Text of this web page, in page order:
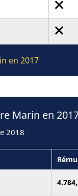
en 2017
Marin en
2018